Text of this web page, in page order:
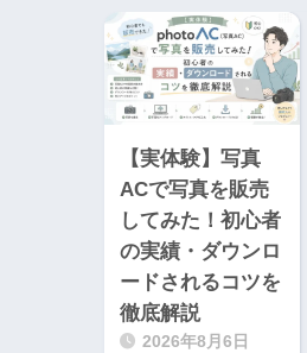
【実体験】写真
ACで写真を販売
してみた！初心者
の実績・ダウンロ
ードされるコツを
徹底解説
2026年8月6日